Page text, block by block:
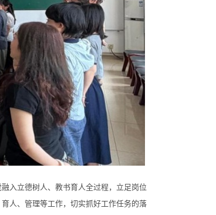
立德树人、教书育人全过程，立足岗位
人、管理等工作，切实抓好工作任务的落